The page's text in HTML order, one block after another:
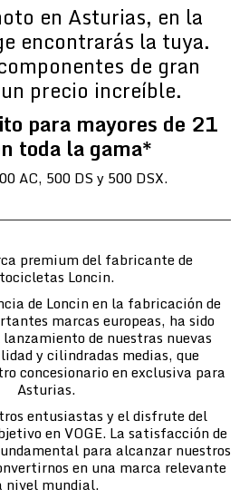
en Asturias, en la
encontrarás la tuya.
de gran
precio increíble.
para mayores de 21
toda la gama*
AC, 500 DS y 500 DSX.
premium del fabricante de
Loncin.
de Loncin en la fabricación de
marcas europeas, ha sido
de nuestras nuevas
y cilindradas medias, que
concesionario en exclusiva para
Asturias.
entusiastas y el disfrute del
en VOGE. La satisfacción de
para alcanzar nuestros
en una marca relevante
nivel mundial.